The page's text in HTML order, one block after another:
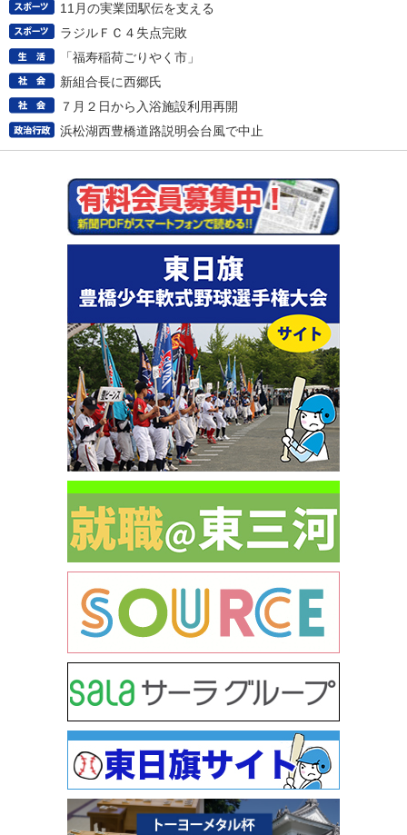
11月の実業団駅伝を支える
ラジルＦＣ４失点完敗
「福寿稲荷ごりやく市」
新組合長に西郷氏
７月２日から入浴施設利用再開
浜松湖西豊橋道路説明会台風で中止